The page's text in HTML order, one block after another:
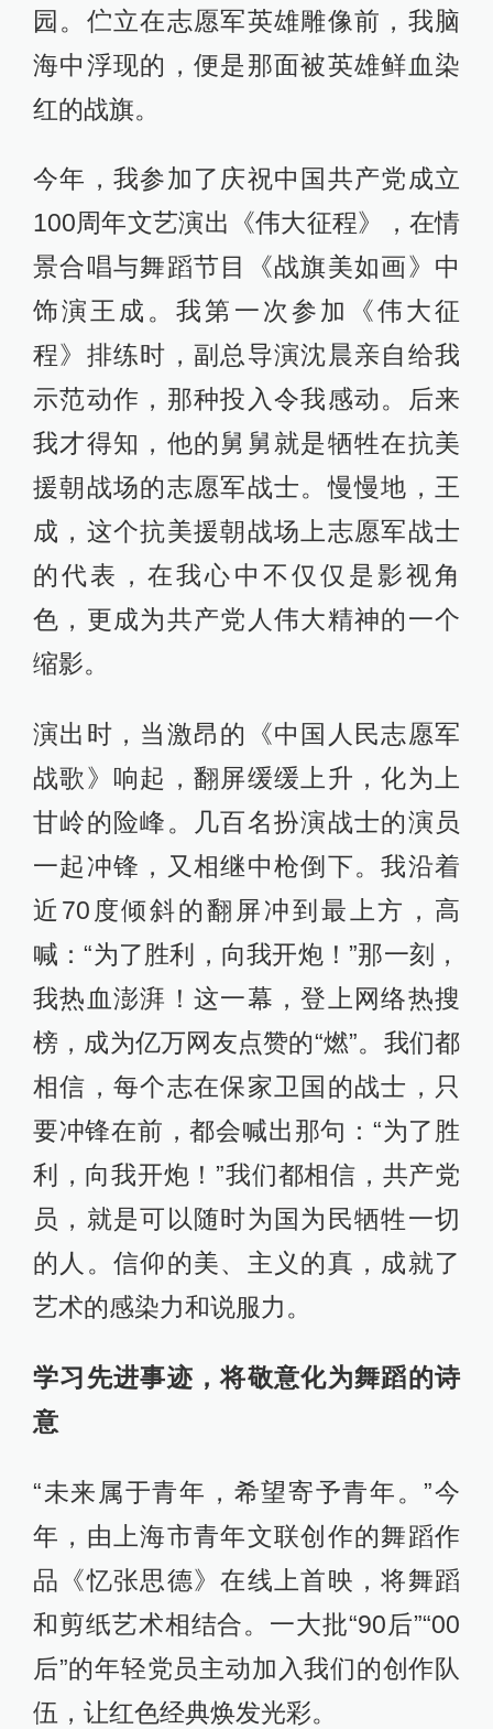
园。伫立在志愿军英雄雕像前，我脑
海中浮现的，便是那面被英雄鲜血染
红的战旗。
今年，我参加了庆祝中国共产党成立
100周年文艺演出《伟大征程》，在情
景合唱与舞蹈节目《战旗美如画》中
饰演王成。我第一次参加《伟大征
程》排练时，副总导演沈晨亲自给我
示范动作，那种投入令我感动。后来
我才得知，他的舅舅就是牺牲在抗美
援朝战场的志愿军战士。慢慢地，王
成，这个抗美援朝战场上志愿军战士
的代表，在我心中不仅仅是影视角
色，更成为共产党人伟大精神的一个
缩影。
演出时，当激昂的《中国人民志愿军
战歌》响起，翻屏缓缓上升，化为上
甘岭的险峰。几百名扮演战士的演员
一起冲锋，又相继中枪倒下。我沿着
近70度倾斜的翻屏冲到最上方，高
喊：“为了胜利，向我开炮！”那一刻，
我热血澎湃！这一幕，登上网络热搜
榜，成为亿万网友点赞的“燃”。我们都
相信，每个志在保家卫国的战士，只
要冲锋在前，都会喊出那句：“为了胜
利，向我开炮！”我们都相信，共产党
员，就是可以随时为国为民牺牲一切
的人。信仰的美、主义的真，成就了
艺术的感染力和说服力。
学习先进事迹，将敬意化为舞蹈的诗
意
“未来属于青年，希望寄予青年。”今
年，由上海市青年文联创作的舞蹈作
品《忆张思德》在线上首映，将舞蹈
和剪纸艺术相结合。一大批“90后”“00
后”的年轻党员主动加入我们的创作队
伍，让红色经典焕发光彩。